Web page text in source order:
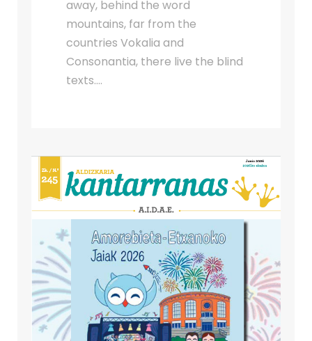
away, behind the word
mountains, far from the
countries Vokalia and
Consonantia, there live the blind
texts....